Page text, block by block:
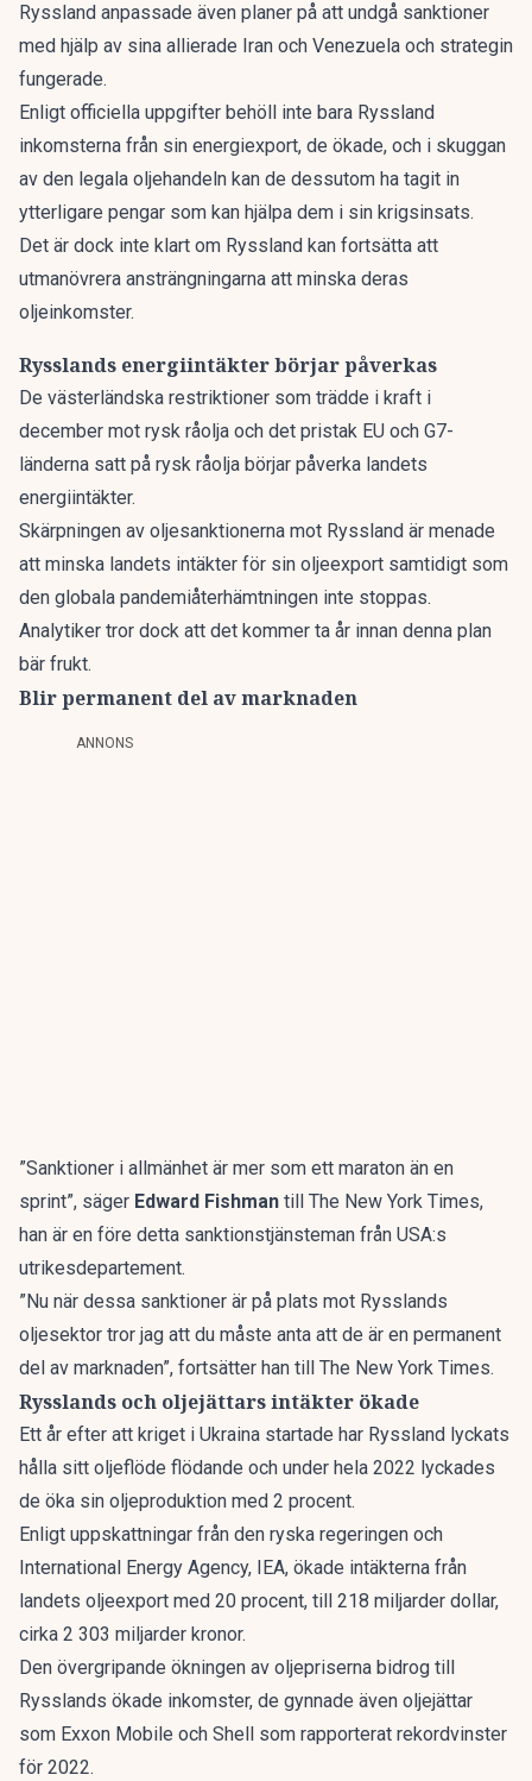
Ryssland anpassade även planer på att undgå sanktioner
med hjälp av sina allierade Iran och Venezuela och strategin
fungerade.
Enligt officiella uppgifter behöll inte bara Ryssland
inkomsterna från sin energiexport, de ökade, och i skuggan
av den legala oljehandeln kan de dessutom ha tagit in
ytterligare pengar som kan hjälpa dem i sin krigsinsats.
Det är dock inte klart om Ryssland kan fortsätta att
utmanövrera ansträngningarna att minska deras
oljeinkomster.
Rysslands energiintäkter börjar påverkas
De västerländska restriktioner som trädde i kraft i
december mot rysk råolja och det pristak EU och G7-
länderna satt på rysk råolja börjar påverka landets
energiintäkter.
Skärpningen av oljesanktionerna mot Ryssland är menade
att minska landets intäkter för sin oljeexport samtidigt som
den globala pandemiåterhämtningen inte stoppas.
Analytiker tror dock att det kommer ta år innan denna plan
bär frukt.
Blir permanent del av marknaden
ANNONS
”Sanktioner i allmänhet är mer som ett maraton än en
sprint”, säger Edward Fishman till The New York Times,
han är en före detta sanktionstjänsteman från USA:s
utrikesdepartement.
”Nu när dessa sanktioner är på plats mot Rysslands
oljesektor tror jag att du måste anta att de är en permanent
del av marknaden”, fortsätter han till The New York Times.
Rysslands och oljejättars intäkter ökade
Ett år efter att kriget i Ukraina startade har Ryssland lyckats
hålla sitt oljeflöde flödande och under hela 2022 lyckades
de öka sin oljeproduktion med 2 procent.
Enligt uppskattningar från den ryska regeringen och
International Energy Agency, IEA, ökade intäkterna från
landets oljeexport med 20 procent, till 218 miljarder dollar,
cirka 2 303 miljarder kronor.
Den övergripande ökningen av oljepriserna bidrog till
Rysslands ökade inkomster, de gynnade även oljejättar
som Exxon Mobile och Shell som rapporterat rekordvinster
för 2022.